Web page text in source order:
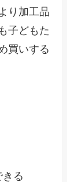
り加工品
子どもた
買いする
る